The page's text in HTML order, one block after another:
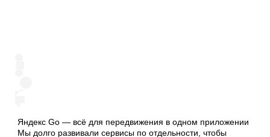
Яндекс Go — всё для передвижения в одном приложении
Мы долго развивали сервисы по отдельности, чтобы